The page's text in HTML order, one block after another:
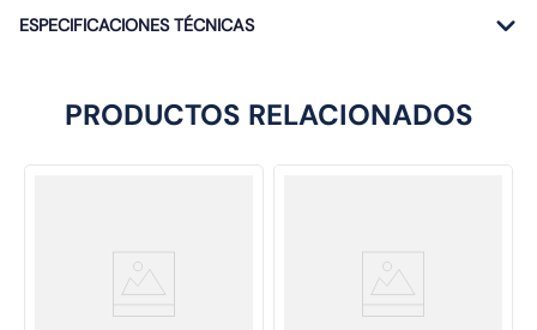
ESPECIFICACIONES TÉCNICAS
PRODUCTOS RELACIONADOS